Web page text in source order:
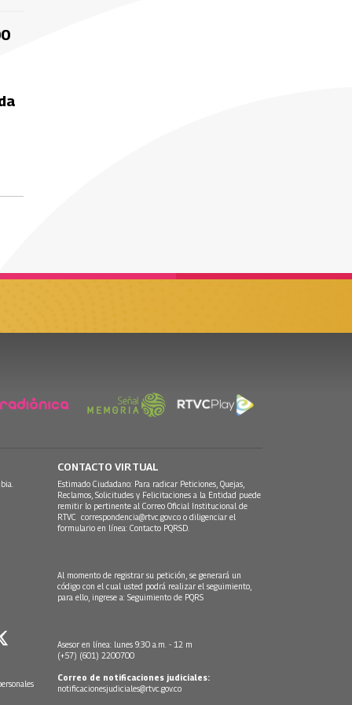
CONTACTO VIRTUAL
Estimado Ciudadano: Para radicar Peticiones, Quejas,
Reclamos, Solicitudes y Felicitaciones a la Entidad puede
remitir lo pertinente al Correo Oficial Institucional de
RTVC correspondencia@rtvc.gov.co o diligenciar el
formulario en línea: Contacto PQRSD.
Al momento de registrar su petición, se generará un
código con el cual usted podrá realizar el seguimiento,
para ello, ingrese a: Seguimiento de PQRS
Asesor en línea: lunes 9:30 a.m. - 12 m
(+57) (601) 2200700
Correo de notificaciones judiciales:
notificacionesjudiciales@rtvc.gov.co